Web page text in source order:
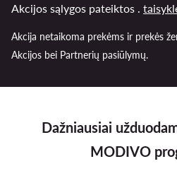
Dažniausiai
MODIVO
Akcijos sąlygos pateiktos .
Akcija netaikoma prekėms ir prekės
Akcijos bei Partnerių pasiūlymų.